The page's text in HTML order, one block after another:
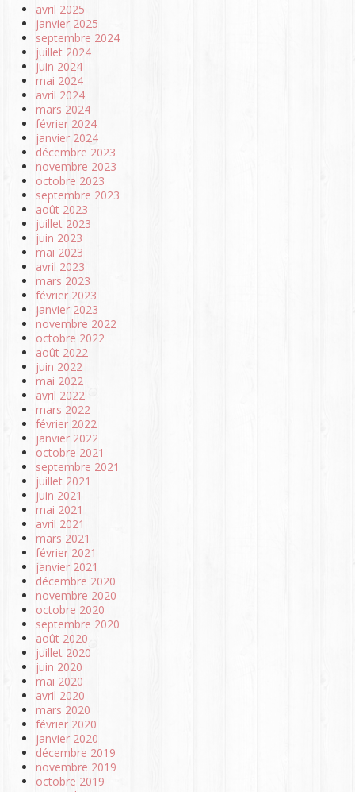
avril 2025
janvier 2025
septembre 2024
juillet 2024
juin 2024
mai 2024
avril 2024
mars 2024
février 2024
janvier 2024
décembre 2023
novembre 2023
octobre 2023
septembre 2023
août 2023
juillet 2023
juin 2023
mai 2023
avril 2023
mars 2023
février 2023
janvier 2023
novembre 2022
octobre 2022
août 2022
juin 2022
mai 2022
avril 2022
mars 2022
février 2022
janvier 2022
octobre 2021
septembre 2021
juillet 2021
juin 2021
mai 2021
avril 2021
mars 2021
février 2021
janvier 2021
décembre 2020
novembre 2020
octobre 2020
septembre 2020
août 2020
juillet 2020
juin 2020
mai 2020
avril 2020
mars 2020
février 2020
janvier 2020
décembre 2019
novembre 2019
octobre 2019